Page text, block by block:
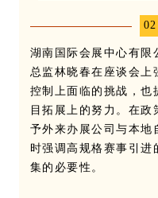
02
湖南国际会展中心有限
总监林晓春在座谈会上
控制上面临的挑战，也
目拓展上的努力。在
予外来办展公司与本地
时强调高规格赛事引进
集的必要性。